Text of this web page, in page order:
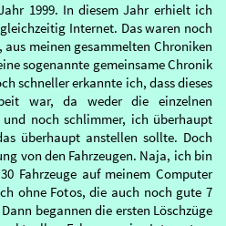
1999. In diesem Jahr erhielt ich
Internet. Das waren noch
meinen gesammelten Chroniken
sogenannte gemeinsame Chronik
schneller erkannte ich, dass dieses
war, da weder die einzelnen
noch schlimmer, ich überhaupt
überhaupt anstellen sollte. Doch
von den Fahrzeugen. Naja, ich bin
Fahrzeuge auf meinem Computer
ohne Fotos, die auch noch gute 7
begannen die ersten Löschzüge